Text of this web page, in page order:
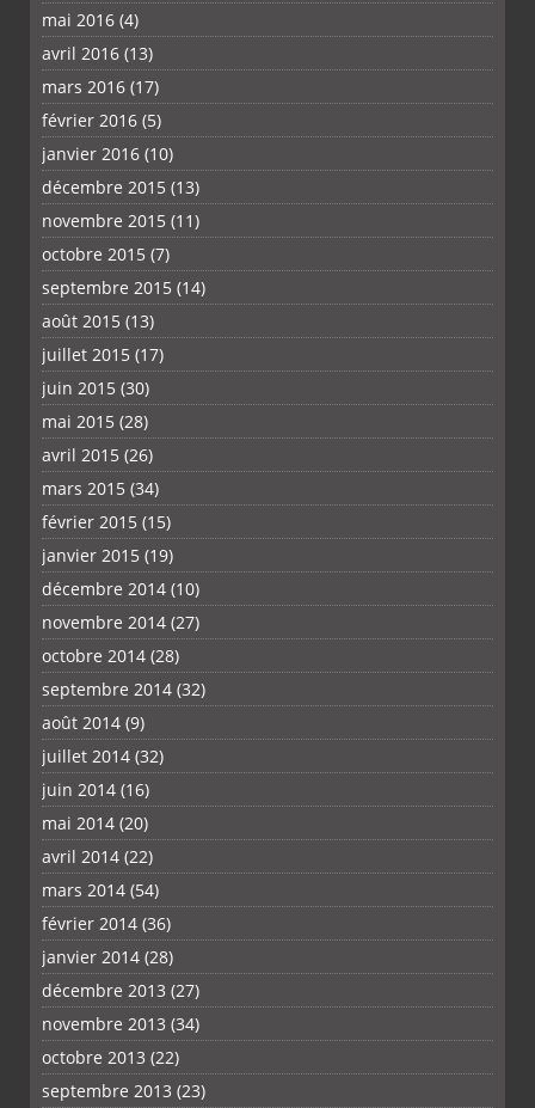
mai 2016 (4)
avril 2016 (13)
mars 2016 (17)
février 2016 (5)
janvier 2016 (10)
décembre 2015 (13)
novembre 2015 (11)
octobre 2015 (7)
septembre 2015 (14)
août 2015 (13)
juillet 2015 (17)
juin 2015 (30)
mai 2015 (28)
avril 2015 (26)
mars 2015 (34)
février 2015 (15)
janvier 2015 (19)
décembre 2014 (10)
novembre 2014 (27)
octobre 2014 (28)
septembre 2014 (32)
août 2014 (9)
juillet 2014 (32)
juin 2014 (16)
mai 2014 (20)
avril 2014 (22)
mars 2014 (54)
février 2014 (36)
janvier 2014 (28)
décembre 2013 (27)
novembre 2013 (34)
octobre 2013 (22)
septembre 2013 (23)